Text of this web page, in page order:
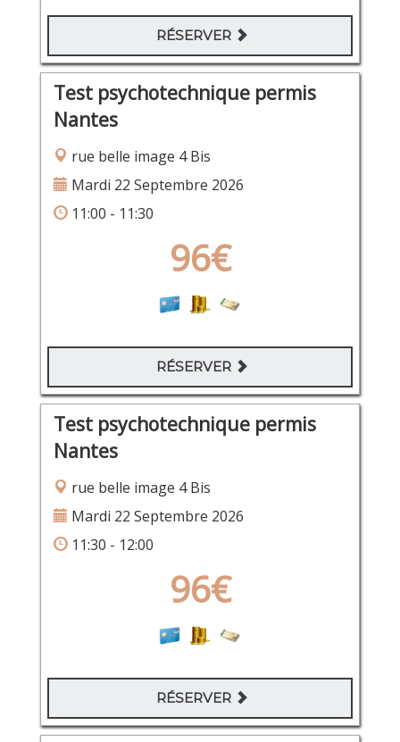
RÉSERVER
Test psychotechnique permis
Nantes
rue belle image 4 Bis
Mardi 22 Septembre 2026
11:00 - 11:30
96€
RÉSERVER
Test psychotechnique permis
Nantes
rue belle image 4 Bis
Mardi 22 Septembre 2026
11:30 - 12:00
96€
RÉSERVER